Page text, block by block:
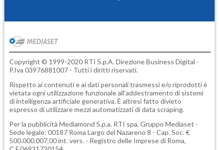
Copyright © 1999-2020 RTI S.p.A. Direzione Business Digital -
P.Iva 03976881007 - Tutti i diritti riservati.
Rispetto ai contenuti e ai dati personali trasmessi e/o riprodotti è
vietata ogni utilizzazione funzionale all'addestramento di sistemi
di intelligenza artificiale generativa. È altresì fatto divieto
espresso di utilizzare mezzi automatizzati di data scraping.
Per la pubblicità Mediamond S.p.a. RTI spa, Gruppo Mediaset -
Sede legale: 00187 Roma Largo del Nazareno 8 - Cap. Soc. €
500.000.007,00 int. vers. - Registro delle Imprese di Roma,